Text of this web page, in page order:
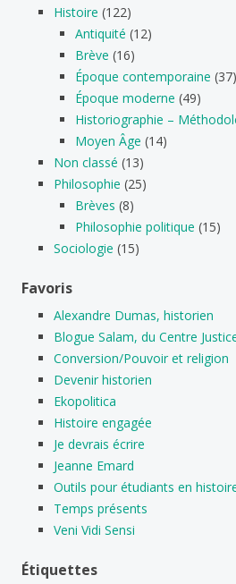
Histoire (122)
Antiquité (12)
Brève (16)
Époque contemporaine (37)
Époque moderne (49)
Historiographie –
Moyen Âge (14)
Non classé (13)
Philosophie (25)
Brèves (8)
Philosophie politique (15)
Sociologie (15)
Favoris
Alexandre Dumas, historien
Blogue Salam, du Centre
Conversion/Pouvoir et religion
Devenir historien
Ekopolitica
Histoire engagée
Je devrais écrire
Jeanne Emard
Outils pour étudiants en
Temps présents
Veni Vidi Sensi
Étiquettes